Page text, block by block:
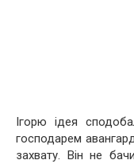
Ігорю ідея
господарем
захвату. Він не